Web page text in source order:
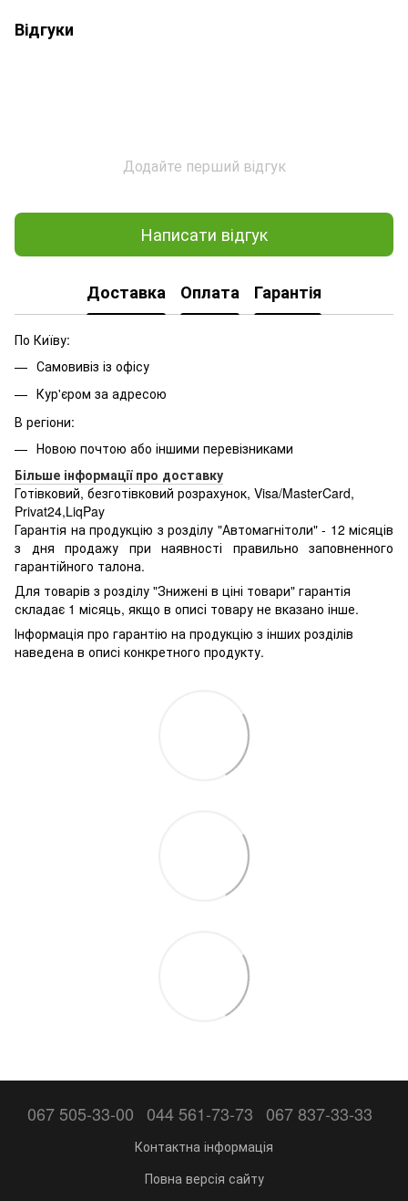
Відгуки
Додайте перший відгук
Написати відгук
Доставка Оплата Гарантія
По Київу:
Самовивіз із офісу
Кур'єром за адресою
В регіони:
Новою почтою або іншими перевізниками
Більше інформації про доставку
Готівковий, безготівковий розрахунок, Visa/MasterCard,
Privat24,LiqPay
Гарантія на продукцію з розділу "Автомагнітоли" - 12 місяців
з дня продажу при наявності правильно заповненного
гарантійного талона.
Для товарів з розділу "Знижені в ціні товари" гарантія
складає 1 місяць, якщо в описі товару не вказано інше.
Інформація про гарантію на продукцію з інших розділів
наведена в описі конкретного продукту.
067 505-33-00 044 561-73-73 067 837-33-33
Контактна інформація
Повна версія сайту